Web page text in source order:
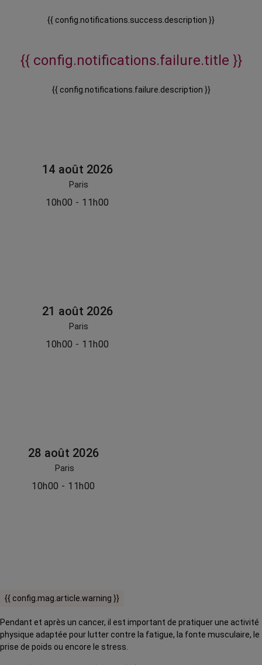
{{ config.notifications.success.description }}
{{ config.notifications.failure.title }}
{{ config.notifications.failure.description }}
14 août 2026
Paris
10h00 - 11h00
21 août 2026
Paris
10h00 - 11h00
28 août 2026
Paris
10h00 - 11h00
{{ config.mag.article.warning }}
Pendant et après un cancer, il est important de pratiquer une activité
physique adaptée pour lutter contre la fatigue, la fonte musculaire, le
prise de poids ou encore le stress.